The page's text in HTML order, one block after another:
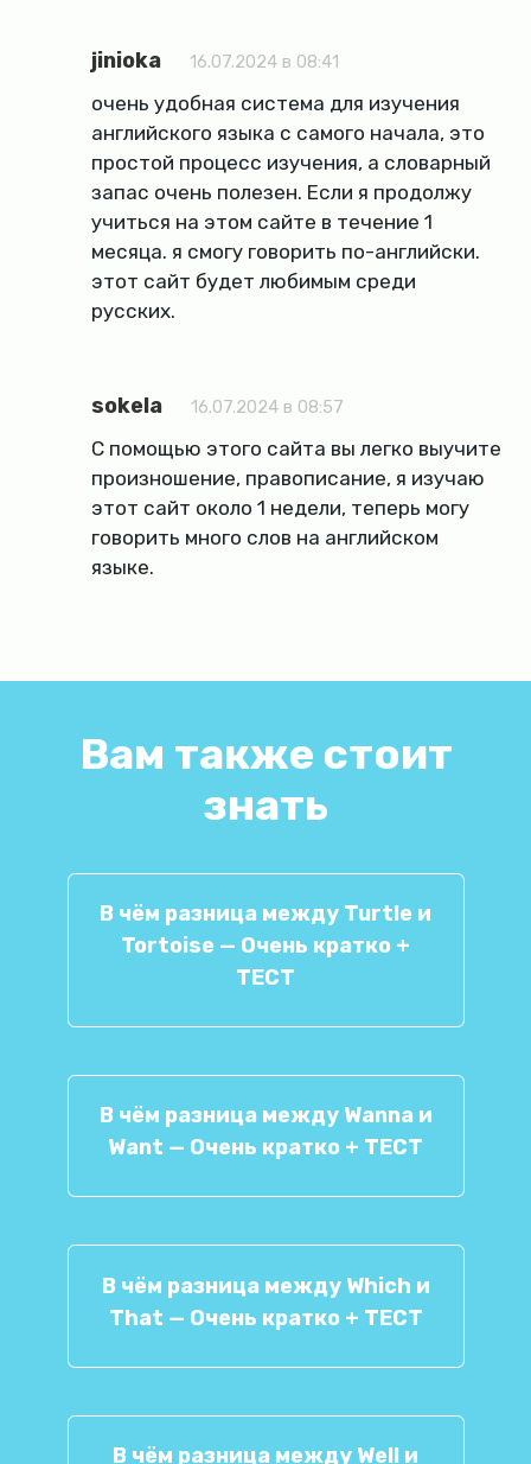
jinioka 16.07.2024 в 08:41
очень удобная система для изучения
английского языка с самого начала, это
простой процесс изучения, а словарный
запас очень полезен. Если я продолжу
учиться на этом сайте в течение 1
месяца. я смогу говорить по-английски.
этот сайт будет любимым среди
русских.
sokela 16.07.2024 в 08:57
С помощью этого сайта вы легко выучите
произношение, правописание, я изучаю
этот сайт около 1 недели, теперь могу
говорить много слов на английском
языке.
Вам также стоит
знать
В чём разница между Turtle и
Tortoise — Очень кратко +
ТЕСТ
В чём разница между Wanna и
Want — Очень кратко + ТЕСТ
В чём разница между Which и
That — Очень кратко + ТЕСТ
В чём разница между Well и